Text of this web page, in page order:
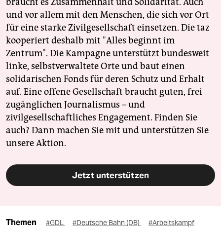
und vor allem mit den Menschen, die sich vor Ort
für eine starke Zivilgesellschaft einsetzen. Die taz
kooperiert deshalb mit "Alles beginnt im
Zentrum". Die Kampagne unterstützt bundesweit
linke, selbstverwaltete Orte und baut einen
solidarischen Fonds für deren Schutz und Erhalt
auf. Eine offene Gesellschaft braucht guten, frei
zugänglichen Journalismus – und
zivilgesellschaftliches Engagement. Finden Sie
auch? Dann machen Sie mit und unterstützen Sie
unsere Aktion.
Jetzt unterstützen
Themen #GDL #Deutsche Bahn (DB) #Arbeitskampf